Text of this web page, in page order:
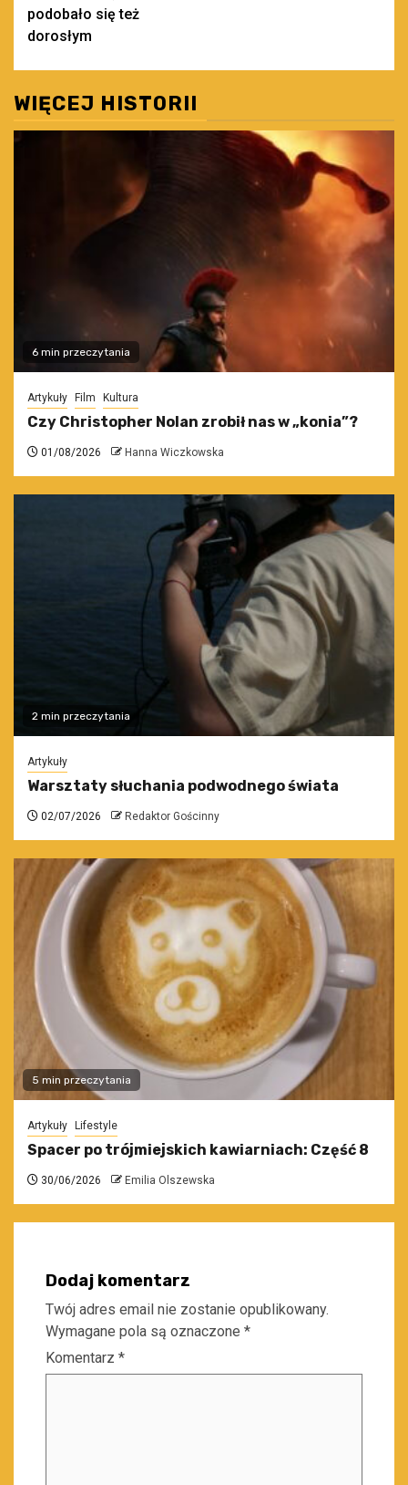
podobało się też
dorosłym
WIĘCEJ HISTORII
6 min przeczytania
Artykuły Film Kultura
Czy Christopher Nolan zrobił nas w „konia”?
01/08/2026 Hanna Wiczkowska
2 min przeczytania
Artykuły
Warsztaty słuchania podwodnego świata
02/07/2026 Redaktor Gościnny
5 min przeczytania
Artykuły Lifestyle
Spacer po trójmiejskich kawiarniach: Część 8
30/06/2026 Emilia Olszewska
Dodaj komentarz
Twój adres email nie zostanie opublikowany.
Wymagane pola są oznaczone *
Komentarz *